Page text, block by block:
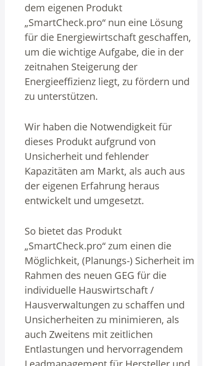
dem eigenen Produkt
„SmartCheck.pro“ nun eine Lösung
für die Energiewirtschaft geschaffen,
um die wichtige Aufgabe, die in der
zeitnahen Steigerung der
Energieeffizienz liegt, zu fördern und
zu unterstützen.
Wir haben die Notwendigkeit für
dieses Produkt aufgrund von
Unsicherheit und fehlender
Kapazitäten am Markt, als auch aus
der eigenen Erfahrung heraus
entwickelt und umgesetzt.
So bietet das Produkt
„SmartCheck.pro“ zum einen die
Möglichkeit, (Planungs-) Sicherheit im
Rahmen des neuen GEG für die
individuelle Hauswirtschaft /
Hausverwaltungen zu schaffen und
Unsicherheiten zu minimieren, als
auch Zweitens mit zeitlichen
Entlastungen und hervorragendem